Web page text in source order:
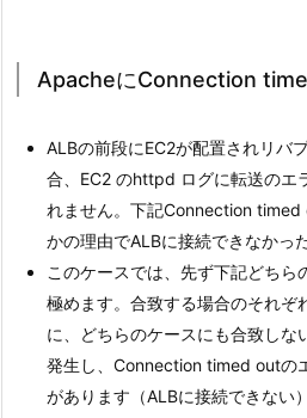
ApacheにConnection
ALBの前段にEC2が配置されリバ
合、EC2 のhttpd ログに転送のエ
れません。下記Connection timed
かの理由でALBに接続できなかっ
このケースでは、先ず下記どちら
極めます。合致する場合のそれぞ
に、どちらのケースにも合致し
発生し、Connection timed outの
があります（ALBに接続できない